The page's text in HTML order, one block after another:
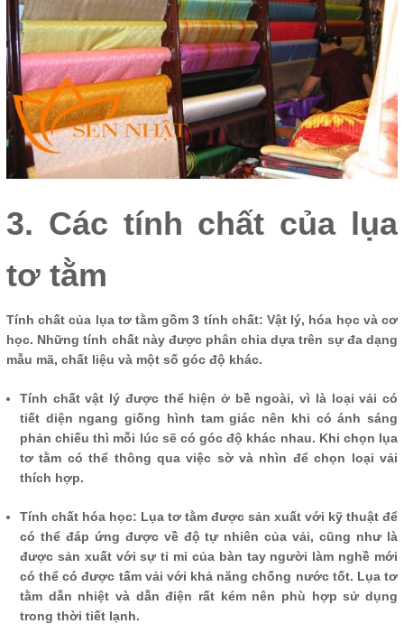
3. Các tính chất của lụa
tơ tằm
Tính chất của lụa tơ tằm gồm 3 tính chất: Vật lý, hóa học và cơ
học. Những tính chất này được phân chia dựa trên sự đa dạng
mẫu mã, chất liệu và một số góc độ khác.
Tính chất vật lý được thể hiện ở bề ngoài, vì là loại vải có
tiết diện ngang giống hình tam giác nên khi có ánh sáng
phản chiếu thì mỗi lúc sẽ có góc độ khác nhau. Khi chọn lụa
tơ tằm có thể thông qua việc sờ và nhìn để chọn loại vải
thích hợp.
Tính chất hóa học: Lụa tơ tằm được sản xuất với kỹ thuật để
có thể đáp ứng được về độ tự nhiên của vải, cũng như là
được sản xuất với sự tỉ mỉ của bàn tay người làm nghề mới
có thể có được tấm vải với khả năng chống nước tốt. Lụa tơ
tằm dẫn nhiệt và dẫn điện rất kém nên phù hợp sử dụng
trong thời tiết lạnh.